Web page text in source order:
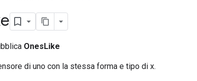
OnesLike
di uno con la stessa forma e tipo di x.